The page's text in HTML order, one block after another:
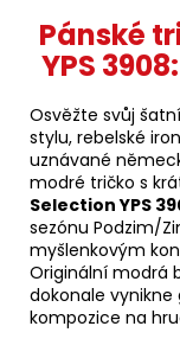
Pánské
YPS
Osvěžte svůj
stylu, rebelské
uznávané
modré tričko s
Selection YPS
sezónu Podzim/
myšlenkovým
Originální modrá
dokonale
kompozice na